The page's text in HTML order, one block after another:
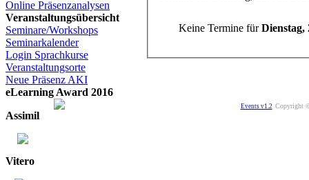
Online Präsenzanalysen
Veranstaltungsübersicht
Seminare/Workshops
Seminarkalender
Login Sprachkurse
Veranstaltungsorte
Neue Präsenz AKI
eLearning Award 2016
Assimil
Vitero
Keine Termine fürDienstag,
Events v1.2 Copyright